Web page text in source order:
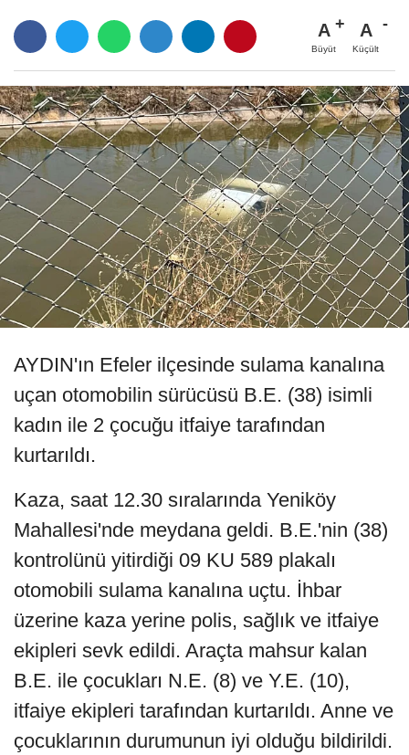
A
Büyüt
A
Küçült
AYDIN'ın Efeler ilçesinde sulama kanalına
uçan otomobilin sürücüsü B.E. (38) isimli
kadın ile 2 çocuğu itfaiye tarafından
kurtarıldı.
Kaza, saat 12.30 sıralarında Yeniköy
Mahallesi'nde meydana geldi. B.E.'nin (38)
kontrolünü yitirdiği 09 KU 589 plakalı
otomobili sulama kanalına uçtu. İhbar
üzerine kaza yerine polis, sağlık ve itfaiye
ekipleri sevk edildi. Araçta mahsur kalan
B.E. ile çocukları N.E. (8) ve Y.E. (10),
itfaiye ekipleri tarafından kurtarıldı. Anne ve
çocuklarının durumunun iyi olduğu bildirildi.